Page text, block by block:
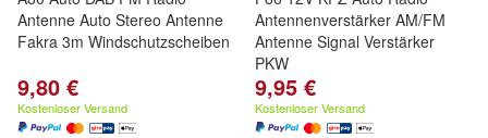
Antenne Auto Stereo Antenne
Fakra 3m Windschutzscheiben
9,80 €
Kostenloser Versand
Antennenverstärker AM/FM
Antenne Signal Verstärker
PKW
9,95 €
Kostenloser Versand